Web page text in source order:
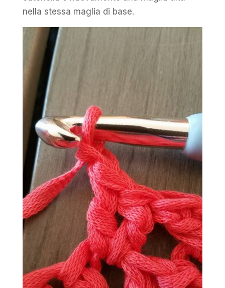
nella stessa maglia di base.